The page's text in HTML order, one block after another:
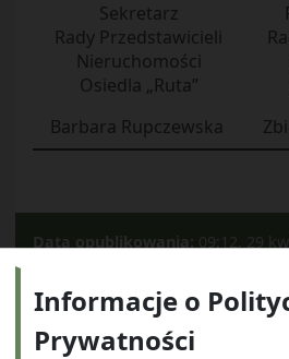
Sekretarz
Rady Przedstawicieli
Nieruchomości
Osiedla „Ruta”
Barbara Rupczewska
Data opublikowania: 09:12, 29
Informacje o
Prywatności